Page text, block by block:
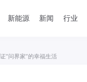
新能源 新闻 行业
“问界家”的幸福生活